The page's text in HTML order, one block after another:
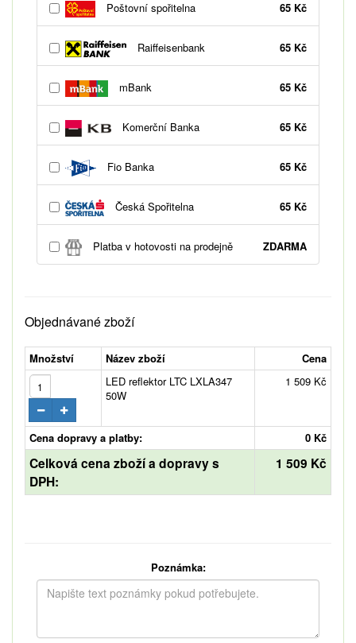
Poštovní spořitelna 65 Kč
Raiffeisenbank 65 Kč
mBank 65 Kč
Komerční Banka 65 Kč
Fio Banka 65 Kč
Česká Spořitelna 65 Kč
Platba v hotovosti na prodejně ZDARMA
Objednávané zboží
Množství Název zboží
Cena
LED reflektor LTC LXLA347
50W
1 509 Kč
Cena dopravy a platby: 0 Kč
Celková cena zboží a dopravy s
DPH:
1 509 Kč
Poznámka: